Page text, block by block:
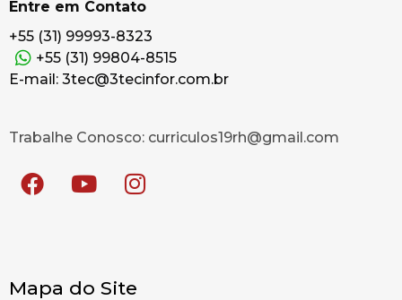
Entre em Contato
+55 (31) 99993-8323
+55 (31) 99804-8515
E-mail: 3tec@3tecinfor.com.br
Trabalhe Conosco: curriculos19rh@gmail.com
Mapa do Site